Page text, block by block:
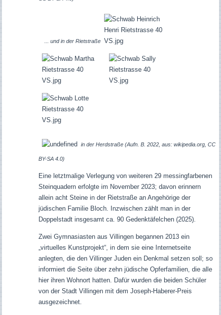
... und in der Rietstraße
in der Herdstraße (Aufn. B. 2022, aus: wikipedia.org, CC
BY-SA 4.0)
Eine letztmalige Verlegung von weiteren 29 messingfarbenen
Steinquadern erfolgte im November 2023; davon erinnern
allein acht Steine in der Rietstraße an Angehörige der
jüdischen Familie Bloch. Inzwischen zählt man in der
Doppelstadt insgesamt ca. 90 Gedenktäfelchen (2025).
Zwei Gymnasiasten aus Villingen begannen 2013 ein
„virtuelles Kunstprojekt“, in dem sie eine Internetseite
anlegten, die den Villinger Juden ein Denkmal setzen soll; so
informiert die Seite über zehn jüdische Opferfamilien, die alle
hier ihren Wohnort hatten. Dafür wurden die beiden Schüler
von der Stadt Villingen mit dem Joseph-Haberer-Preis
ausgezeichnet.